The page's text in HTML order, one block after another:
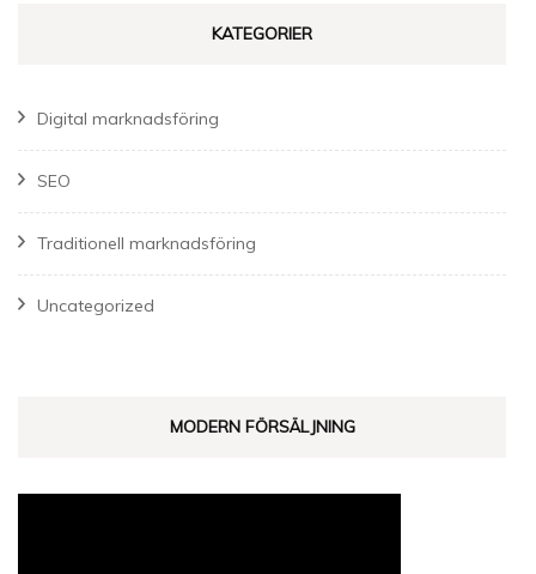
KATEGORIER
Digital marknadsföring
SEO
Traditionell marknadsföring
Uncategorized
MODERN FÖRSÄLJNING